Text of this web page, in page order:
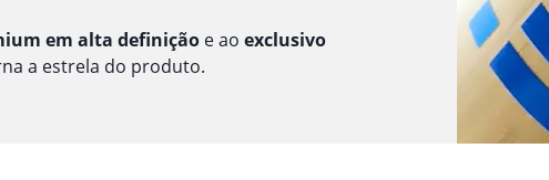
em alta definição e ao exclusivo
a estrela do produto.